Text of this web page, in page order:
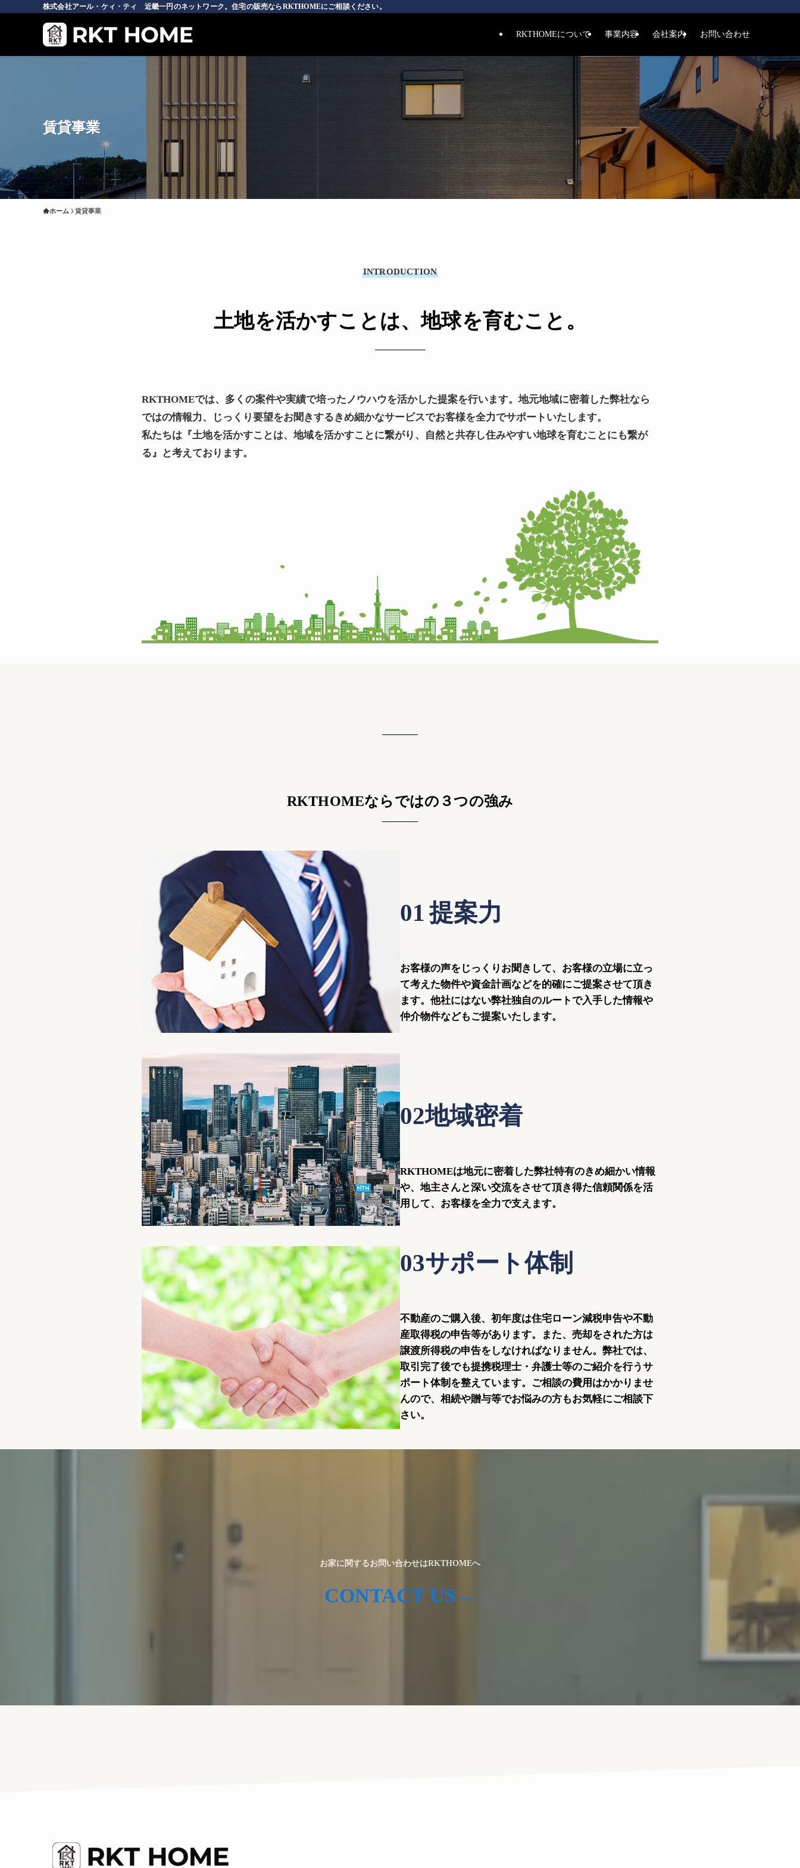
株式会社アール・ケィ・ティ 近畿一円のネットワーク。住宅の販売ならRKTHOMEにご相談ください。
RKTHOMEについて 事業内容 会社案内 お問い合わせ
賃貸事業
ホーム 賃貸事業
INTRODUCTION
土地を活かすことは、地球を育むこと。
RKTHOMEでは、多くの案件や実績で培ったノウハウを活かした提案を行います。地元地域に密着した弊社なら
ではの情報力、じっくり要望をお聞きするきめ細かなサービスでお客様を全力でサポートいたします。
私たちは『土地を活かすことは、地域を活かすことに繋がり、自然と共存し住みやすい地球を育むことにも繋が
る』と考えております。
RKTHOMEならではの３つの強み
01 提案力
お客様の声をじっくりお聞きして、お客様の立場に立っ
て考えた物件や資金計画などを的確にご提案させて頂き
ます。他社にはない弊社独自のルートで入手した情報や
仲介物件などもご提案いたします。
02地域密着
RKTHOMEは地元に密着した弊社特有のきめ細かい情報
や、地主さんと深い交流をさせて頂き得た信頼関係を活
用して、お客様を全力で支えます。
03サポート体制
不動産のご購入後、初年度は住宅ローン減税申告や不動
産取得税の申告等があります。また、売却をされた方は
譲渡所得税の申告をしなければなりません。弊社では、
取引完了後でも提携税理士・弁護士等のご紹介を行うサ
ポート体制を整えています。ご相談の費用はかかりませ
んので、相続や贈与等でお悩みの方もお気軽にご相談下
さい。
お家に関するお問い合わせはRKTHOMEへ
CONTACT US→